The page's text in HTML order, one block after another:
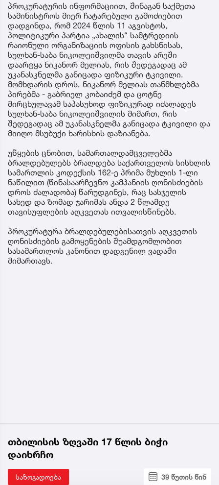
პროკურატურის ინფორმაციით, შინაგან საქმეთა
სამინისტროს მიერ ჩატარებული გამოძიებით
დადგინდა, რომ 2024 წლის 11 აგვისტოს,
პოლიტიკური პარტია „ახალის“ სამტრედიის
რაიონული ორგანიზაციის ოფისის გახსნისას,
სულხან-საბა ნიკოლეიშვილმა თავის არეში
დაარტყა ნიკანორ მელიას, რის შედეგადაც ამ
უკანასკნელმა განიცადა ფიზიკური ტკივილი.
მომხდარის დროს, ნიკანორ მელიას თანმხლებმა
პირებმა - გაბრიელ კობაიძემ და ცოტნე
მირცხულავამ საპასუხოდ ფიზიკურად იძალადეს
სულხან-საბა ნიკოლეიშვილის მიმართ, რის
შედეგადაც ამ უკანასკნელმა განიცადა ტკივილი და
მიიღო მსუბუქი ხარისხის დაზიანება.
უწყების ცნობით, სამართალდამცველებმა
ბრალდებულებს ბრალდება საქართველოს სისხლის
სამართლის კოდექსის 162-ე პრიმა მუხლის 1-ლი
ნაწილით (წინასაარჩევნო კამპანიის ღონისძიების
დროს ძალადობა) წარუდგინეს, რაც სასჯელის
სახედ და ზომად ჯარიმას ანდა 2 წლამდე
თავისუფლების აღკვეთას ითვალისწინებს.
პროკურატურა ბრალდებულებისათვის აღკვეთის
ღონისძიების გამოყენების შუამდგომლობით
სასამართლოს კანონით დადგენილ ვადაში
მიმართავს.
თბილისის ზღვაში 17 წლის ბიჭი
დაიხრჩო
საზოგადოება 39 წუთის წინ